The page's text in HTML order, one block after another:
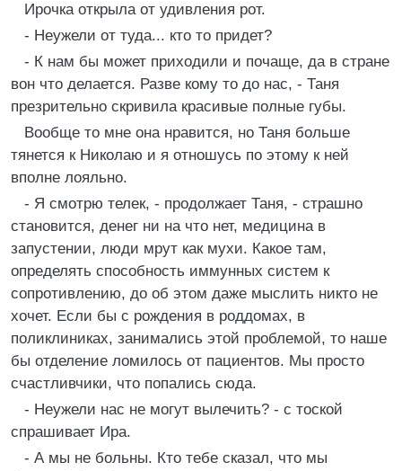
Ирочка открыла от удивления рот.
- Неужели от туда... кто то придет?
- К нам бы может приходили и почаще, да в стране
вон что делается. Разве кому то до нас, - Таня
презрительно скривила красивые полные губы.
Вообще то мне она нравится, но Таня больше
тянется к Николаю и я отношусь по этому к ней
вполне лояльно.
- Я смотрю телек, - продолжает Таня, - страшно
становится, денег ни на что нет, медицина в
запустении, люди мрут как мухи. Какое там,
определять способность иммунных систем к
сопротивлению, до об этом даже мыслить никто не
хочет. Если бы с рождения в роддомах, в
поликлиниках, занимались этой проблемой, то наше
бы отделение ломилось от пациентов. Мы просто
счастливчики, что попались сюда.
- Неужели нас не могут вылечить? - с тоской
спрашивает Ира.
- А мы не больны. Кто тебе сказал, что мы